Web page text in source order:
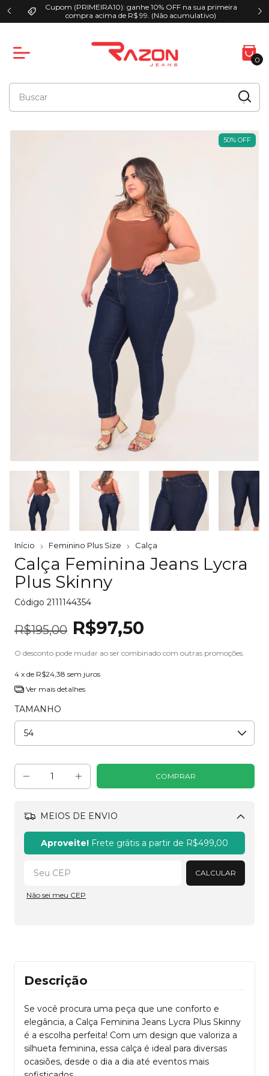
Cupom (PRIMEIRA10): ganhe 10% OFF na sua primeira
compra acima de R$ 99. (Não acumulativo)
0
50% OFF
Início Feminino Plus Size Calça
Calça Feminina Jeans Lycra
Plus Skinny
Código 2111144354
R$195,00 R$97,50
O desconto pode mudar ao ser combinado com outras promoções.
4 x de R$24,38 sem juros
Ver mais detalhes
TAMANHO
MEIOS DE ENVIO
Alterar CEP
Aproveite! Frete grátis a partir de R$499,00
CALCULAR
Não sei meu CEP
Descrição
Se você procura uma peça que une conforto e
elegância, a Calça Feminina Jeans Lycra Plus Skinny
é a escolha perfeita! Com um design que valoriza a
silhueta feminina, essa calça é ideal para diversas
ocasiões, desde o dia a dia até eventos mais